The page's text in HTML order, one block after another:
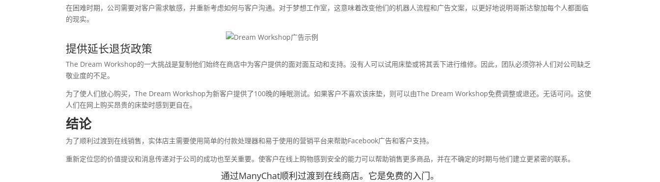
在困难时期，公司需要对客户需求敏感，并重新考虑如何与客户沟通。对于梦想工作室，这意味着改变他们的机器人流程和广告文案，以更好地说明哥斯达黎加每个人都面临
的现实。
提供延长退货政策
The Dream Workshop的一大挑战是复制他们始终在商店中为客户提供的面对面互动和支持。没有人可以试用床垫或将其丢下进行维修。因此，团队必须弥补人们对公司缺乏
敬业度的不足。
为了使人们放心购买，The Dream Workshop为新客户提供了100晚的睡眠测试。如果客户不喜欢该床垫，则可以由The Dream Workshop免费调整或退还。无话可问。这使
人们在网上购买昂贵的床垫时感到更自在。
结论
为了顺利过渡到在线销售，实体店主需要使用简单的付款处理器和易于使用的营销平台来帮助Facebook广告和客户支持。
重新定位您的价值提议和消息传递对于公司的成功也至关重要。使客户在线上购物感到安全的能力可以帮助销售更多商品，并在不确定的时期与他们建立更紧密的联系。
通过ManyChat顺利过渡到在线商店。它是免费的入门。